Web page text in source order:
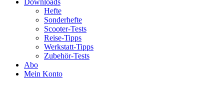
Downloads
Hefte
Sonderhefte
Scooter-Tests
Reise-Tipps
Werkstatt-Tipps
Zubehör-Tests
Abo
Mein Konto